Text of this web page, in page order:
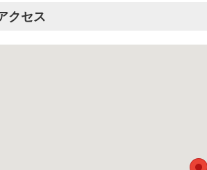
クセス